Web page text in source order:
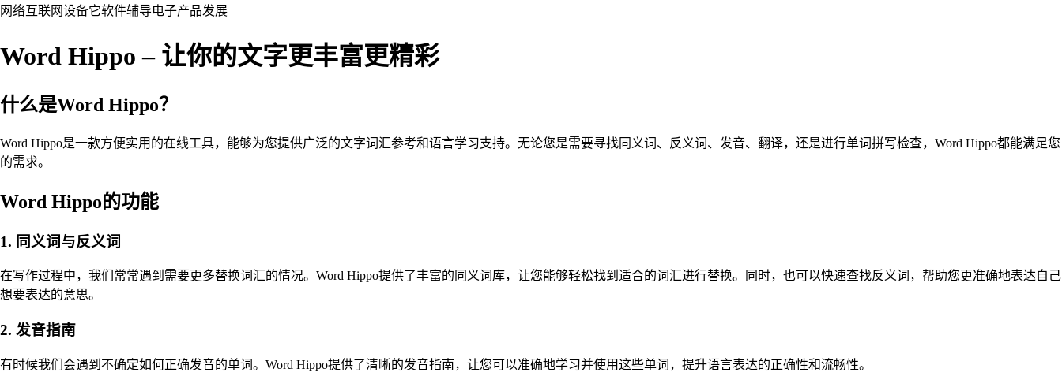
网络互联网设备它软件辅导电子产品发展
Word Hippo – 让你的文字更丰富更精彩
什么是Word Hippo？
Word Hippo是一款方便实用的在线工具，能够为您提供广泛的文字词汇参考和语言学习支持。无论您是需要寻找同义词、反义词、发音、翻译，还是进行单词拼写检查，Word Hippo都能满足您
的需求。
Word Hippo的功能
1. 同义词与反义词
在写作过程中，我们常常遇到需要更多替换词汇的情况。Word Hippo提供了丰富的同义词库，让您能够轻松找到适合的词汇进行替换。同时，也可以快速查找反义词，帮助您更准确地表达自己
想要表达的意思。
2. 发音指南
有时候我们会遇到不确定如何正确发音的单词。Word Hippo提供了清晰的发音指南，让您可以准确地学习并使用这些单词，提升语言表达的正确性和流畅性。